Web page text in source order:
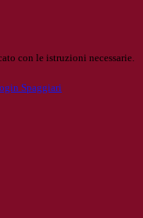
con le istruzioni necessarie.
Spaggiari